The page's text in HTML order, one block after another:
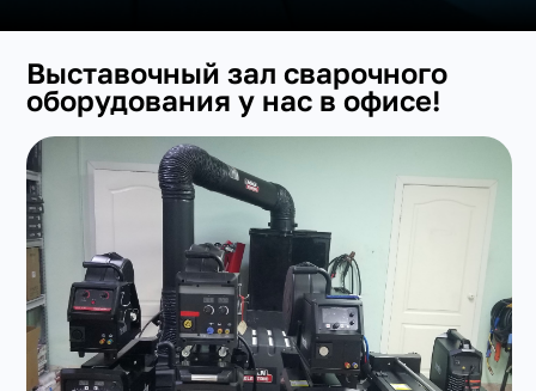
+7(351) 223-98-74
заказать звонок
Выставочный зал сварочного
оборудования у нас в офисе!